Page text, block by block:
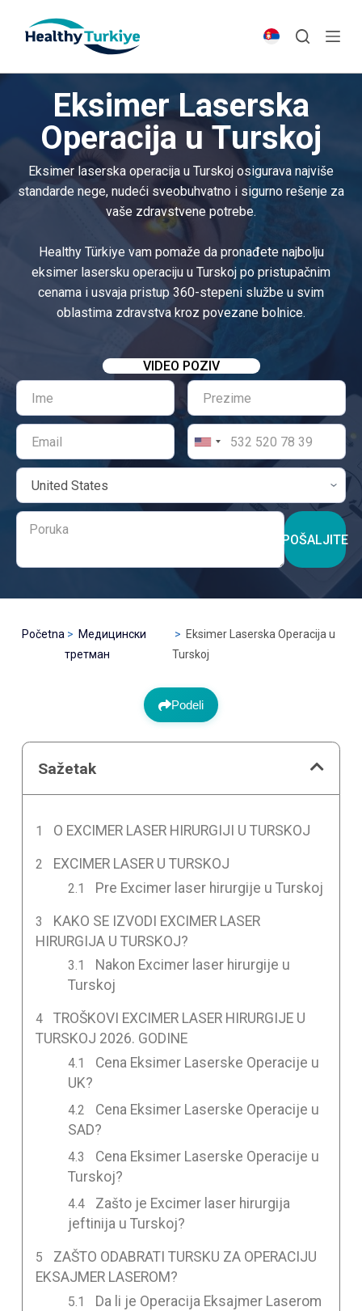
p
c
t
Eksimer Laserska
Operacija u Turskoj
Eksimer laserska operacija u Turskoj osigurava najviše
standarde nege, nudeći sveobuhvatno i sigurno rešenje za
vaše zdravstvene potrebe.
Healthy Türkiye vam pomaže da pronađete najbolju
eksimer lasersku operaciju u Turskoj po pristupačnim
cenama i usvaja pristup 360-stepeni službe u svim
oblastima zdravstva kroz povezane bolnice.
VIDEO POZIV
POŠALJITE
Početna
Медицински
третман
Eksimer Laserska Operacija u
Turskoj
Podeli
Sažetak
O EXCIMER LASER HIRURGIJI U TURSKOJ
EXCIMER LASER U TURSKOJ
Pre Excimer laser hirurgije u Turskoj
KAKO SE IZVODI EXCIMER LASER
HIRURGIJA U TURSKOJ?
Nakon Excimer laser hirurgije u
Turskoj
TROŠKOVI EXCIMER LASER HIRURGIJE U
TURSKOJ 2026. GODINE
Cena Eksimer Laserske Operacije u
UK?
Cena Eksimer Laserske Operacije u
SAD?
Cena Eksimer Laserske Operacije u
Turskoj?
Zašto je Excimer laser hirurgija
jeftinija u Turskoj?
ZAŠTO ODABRATI TURSKU ZA OPERACIJU
EKSAJMER LASEROM?
Da li je Operacija Eksajmer Laserom